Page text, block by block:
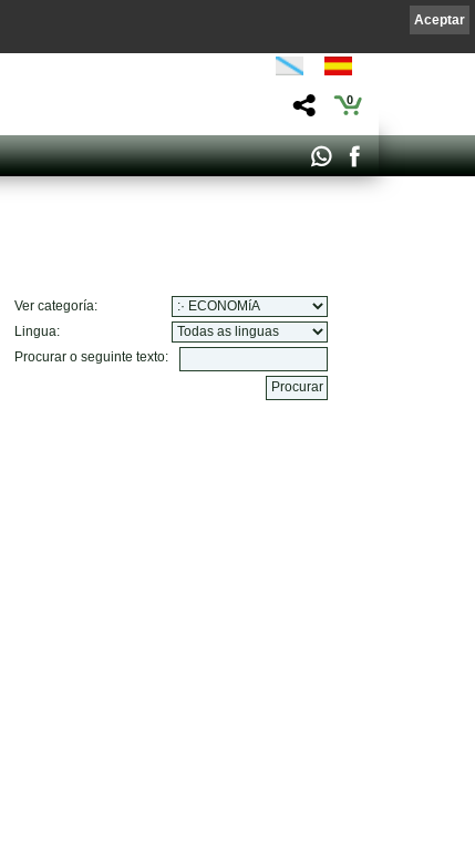
0
Ver categoría:
Lingua:
Procurar o seguinte texto:
Aceptar